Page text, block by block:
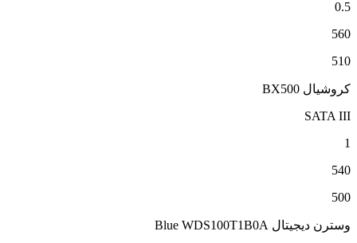
0.5
560
510
کروشیال BX500
SATA III
1
540
500
وسترن دیجیتال Blue WDS100T1B0A